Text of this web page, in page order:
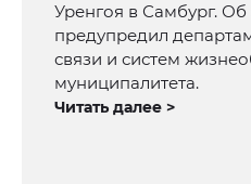
Уренгоя в Самбург.
предупредил
связи и систем
муниципалитета.
Читать далее >